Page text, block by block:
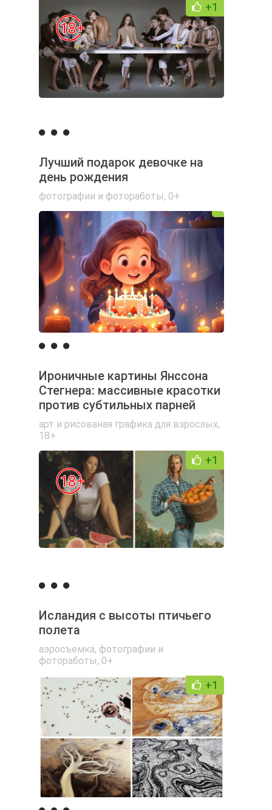
+1
Лучший подарок девочке на
день рождения
фотографии и фотоработы, 0+
Ироничные картины Янссона
Стегнера: массивные красотки
против субтильных парней
арт и рисованая графика для взрослых,
18+
+1
Исландия с высоты птичьего
полета
аэросъемка, фотографии и
фотоработы, 0+
+1